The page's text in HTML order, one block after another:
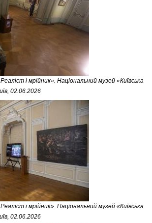
і мрійник». Національний музей «Київська
02.06.2026
і мрійник». Національний музей «Київська
02.06.2026